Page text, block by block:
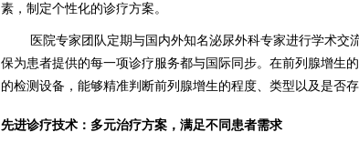
素，制定个性化的诊疗方案。
医院专家团队定期与国内外知名泌尿外科专家进行学术交
保为患者提供的每一项诊疗服务都与国际同步。在前列腺增生
的检测设备，能够精准判断前列腺增生的程度、类型以及是否
先进诊疗技术：多元治疗方案，满足不同患者需求